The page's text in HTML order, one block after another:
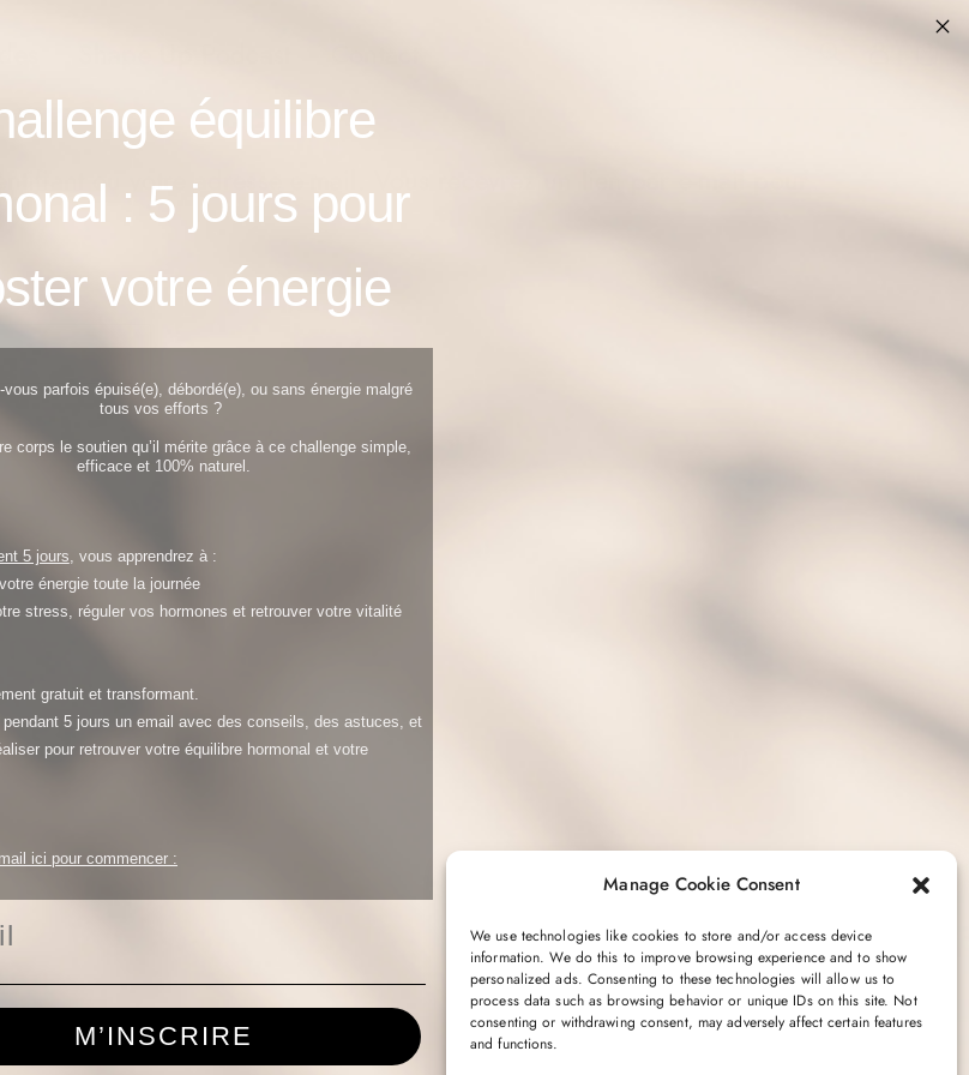
Manage Cookie Consent
We use technologies like cookies to store and/or access device
information. We do this to improve browsing experience and to show
personalized ads. Consenting to these technologies will allow us to
process data such as browsing behavior or unique IDs on this site. Not
consenting or withdrawing consent, may adversely affect certain features
and functions.
ou votre adresse e-mail. Vous recevrez un lien par e-mail pour
équilibre
: 5 jours pour
votre énergie
parfois épuisé(e), débordé(e), ou sans énergie malgré
tous vos efforts ?
corps le soutien qu’il mérite grâce à ce challenge simple,
efficace et 100% naturel.
5 jours , vous apprendrez à :
énergie toute la journée
stress, réguler vos hormones et retrouver votre vitalité
gratuit et transformant.
5 jours un email avec des conseils, des astuces, et
pour retrouver votre équilibre hormonal et votre
ici pour commencer :
M’INSCRIRE